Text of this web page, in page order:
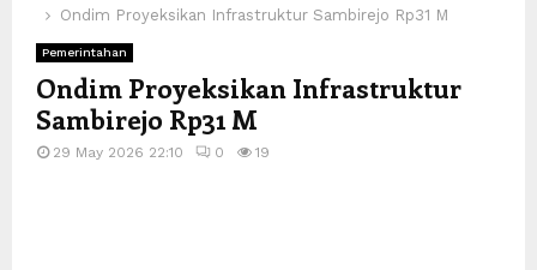
Ondim Proyeksikan Infrastruktur Sambirejo Rp31 M
Pemerintahan
Ondim Proyeksikan Infrastruktur
Sambirejo Rp31 M
29 May 2026 22:10 0 19